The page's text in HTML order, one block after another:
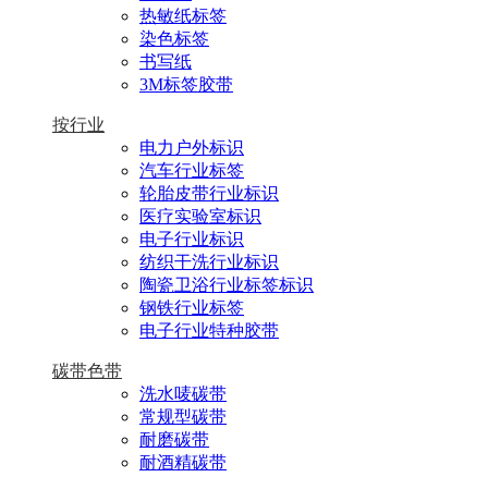
热敏纸标签
染色标签
书写纸
3M标签胶带
按行业
电力户外标识
汽车行业标签
轮胎皮带行业标识
医疗实验室标识
电子行业标识
纺织干洗行业标识
陶瓷卫浴行业标签标识
钢铁行业标签
电子行业特种胶带
碳带色带
洗水唛碳带
常规型碳带
耐磨碳带
耐酒精碳带